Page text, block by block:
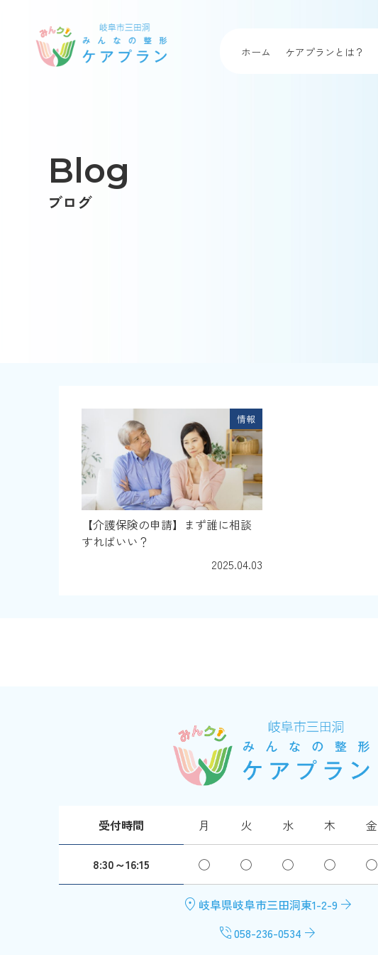
content
ホーム ケアプランとは？
Blog
ブログ
情報
【介護保険の申請】まず誰に相談
すればいい？
2025.04.03
受付時間 月 火 水 木 金
8:30～16:15 ◯ ◯ ◯ ◯ ◯
location_on 岐阜県岐阜市三田洞東1-2-9 arrow_forward
phone_in_talk058-236-0534 arrow_forward